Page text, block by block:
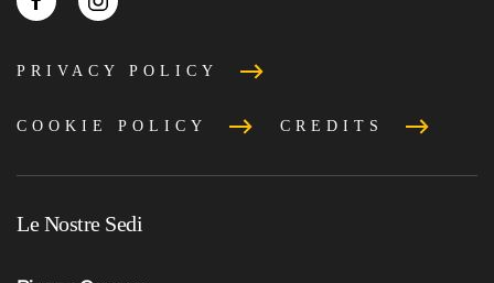
PRIVACY POLICY
COOKIE POLICY CREDITS
Le Nostre Sedi